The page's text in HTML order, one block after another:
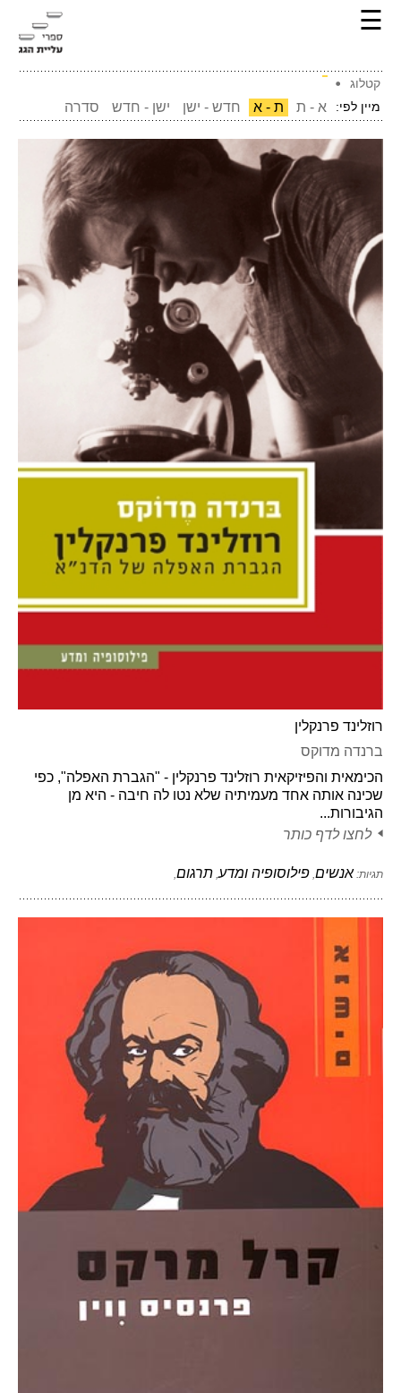
☰
קטלוג
מיין לפי:
א - ת ת - א חדש - ישן ישן - חדש סדרה
רוזלינד פרנקלין
ברנדה מדוקס
הכימאית והפיזיקאית רוזלינד פרנקלין - "הגברת האפלה", כפי
שכינה אותה אחד מעמיתיה שלא נטו לה חיבה - היא מן
הגיבורות...
לחצו לדף כותר
תגיות:אנשים פילוסופיה ומדע, תרגום